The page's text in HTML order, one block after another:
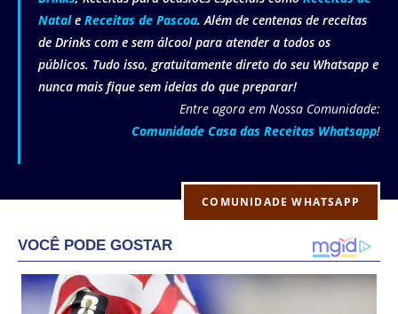
Natale Receitas de Pascoa. Além de centenas de receitas
de Drinks com e sem álcool para atender a todos os
públicos. Tudo isso, gratuitamente direto do seu Whatsapp e
nunca mais fique sem ideias do que preparar!
Entre agora em Nossa Comunidade:
Comunidade Casa das Receitas Whatsapp!
COMUNIDADE WHATSAPP